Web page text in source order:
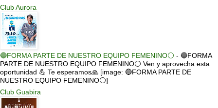
Club Aurora
🔵FORMA PARTE DE NUESTRO EQUIPO FEMENINO⚪ - 🔵FORMA
PARTE DE NUESTRO EQUIPO FEMENINO⚪ Ven y aprovecha esta
oportunidad 💪 Te esperamos🙏 [image: 🔵FORMA PARTE DE
NUESTRO EQUIPO FEMENINO⚪]
Club Guabira